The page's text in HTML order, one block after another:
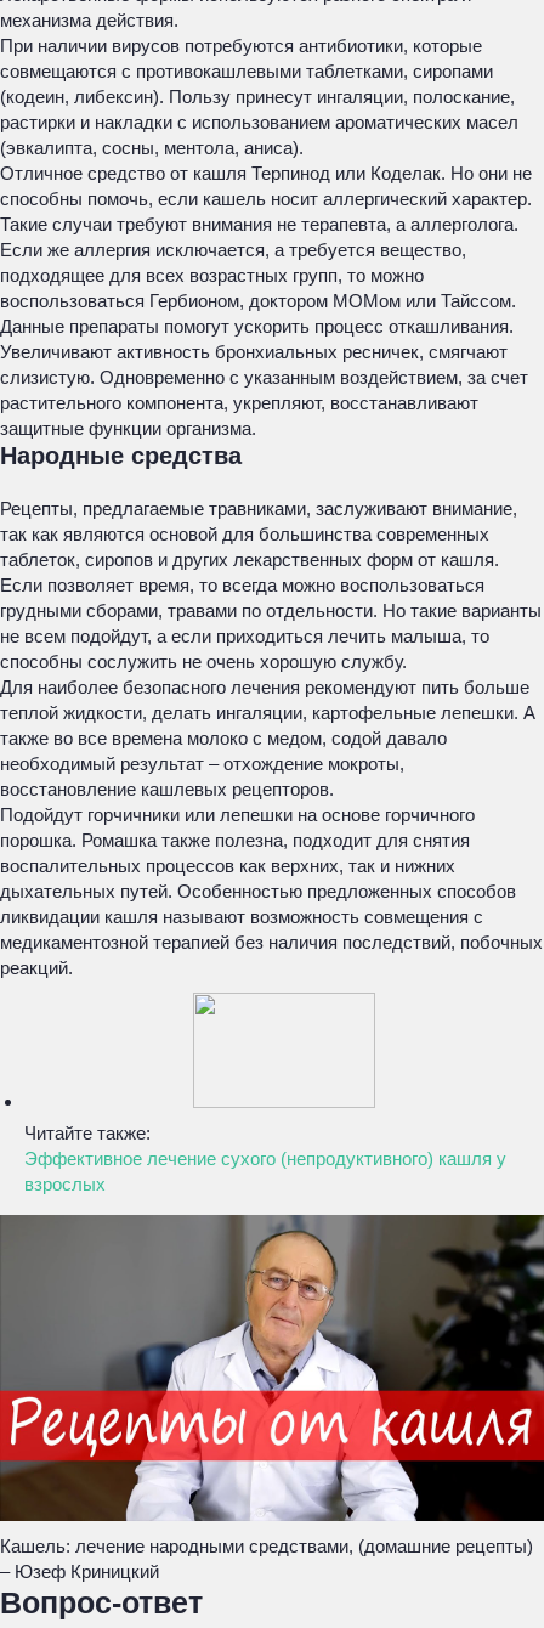
механизма действия.
При наличии вирусов потребуются антибиотики, которые
совмещаются с противокашлевыми таблетками, сиропами
(кодеин, либексин). Пользу принесут ингаляции, полоскание,
растирки и накладки с использованием ароматических масел
(эвкалипта, сосны, ментола, аниса).
Отличное средство от кашля Терпинод или Коделак. Но они не
способны помочь, если кашель носит аллергический характер.
Такие случаи требуют внимания не терапевта, а аллерголога.
Если же аллергия исключается, а требуется вещество,
подходящее для всех возрастных групп, то можно
воспользоваться Гербионом, доктором МОМом или Тайссом.
Данные препараты помогут ускорить процесс откашливания.
Увеличивают активность бронхиальных ресничек, смягчают
слизистую. Одновременно с указанным воздействием, за счет
растительного компонента, укрепляют, восстанавливают
защитные функции организма.
Народные средства
Рецепты, предлагаемые травниками, заслуживают внимание,
так как являются основой для большинства современных
таблеток, сиропов и других лекарственных форм от кашля.
Если позволяет время, то всегда можно воспользоваться
грудными сборами, травами по отдельности. Но такие варианты
не всем подойдут, а если приходиться лечить малыша, то
способны сослужить не очень хорошую службу.
Для наиболее безопасного лечения рекомендуют пить больше
теплой жидкости, делать ингаляции, картофельные лепешки. А
также во все времена молоко с медом, содой давало
необходимый результат – отхождение мокроты,
восстановление кашлевых рецепторов.
Подойдут горчичники или лепешки на основе горчичного
порошка. Ромашка также полезна, подходит для снятия
воспалительных процессов как верхних, так и нижних
дыхательных путей. Особенностью предложенных способов
ликвидации кашля называют возможность совмещения с
медикаментозной терапией без наличия последствий, побочных
реакций.
Читайте также:
Эффективное лечение сухого (непродуктивного) кашля у
взрослых
Кашель: лечение народными средствами, (домашние рецепты)
– Юзеф Криницкий
Вопрос-ответ